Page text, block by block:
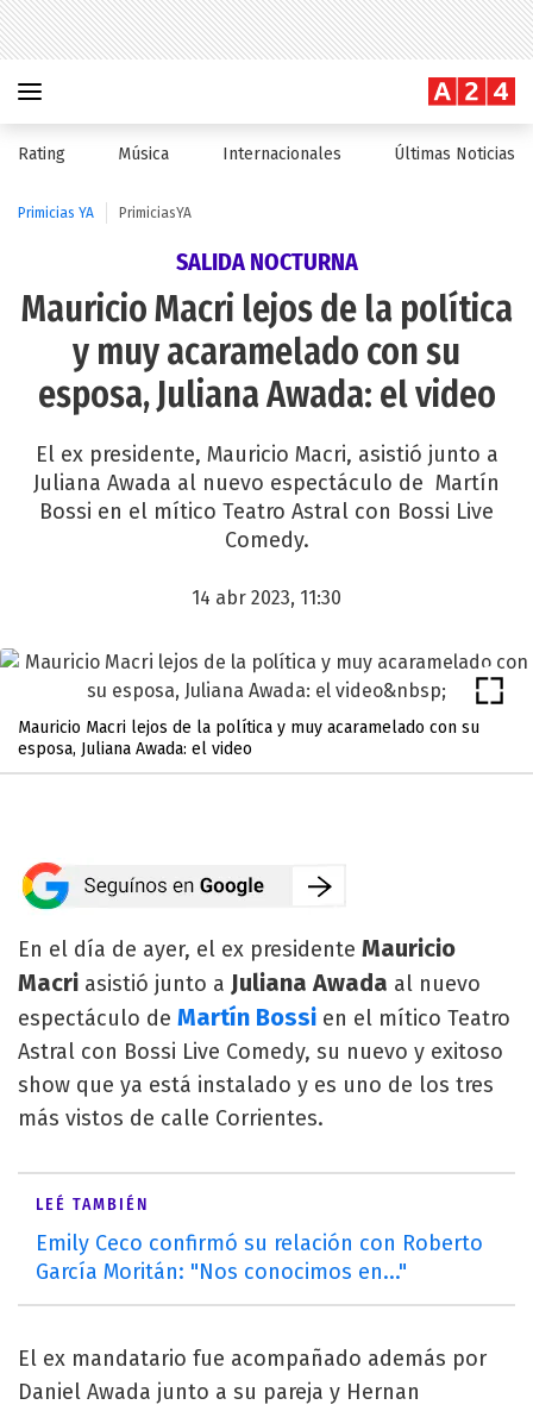
Rating Música Internacionales Últimas Noticias
Primicias YA PrimiciasYA
SALIDA NOCTURNA
Mauricio Macri lejos de la política
y muy acaramelado con su
esposa, Juliana Awada: el video
El ex presidente, Mauricio Macri, asistió junto a
Juliana Awada al nuevo espectáculo de Martín
Bossi en el mítico Teatro Astral con Bossi Live
Comedy.
14 abr 2023, 11:30
Mauricio Macri lejos de la política y muy acaramelado con su
esposa, Juliana Awada: el video
En el día de ayer, el ex presidente Mauricio
Macri asistió junto a Juliana Awada al nuevo
espectáculo de Martín Bossi en el mítico Teatro
Astral con Bossi Live Comedy, su nuevo y exitoso
show que ya está instalado y es uno de los tres
más vistos de calle Corrientes.
LEÉ TAMBIÉN
Emily Ceco confirmó su relación con Roberto
García Moritán: "Nos conocimos en..."
El ex mandatario fue acompañado además por
Daniel Awada junto a su pareja y Hernan